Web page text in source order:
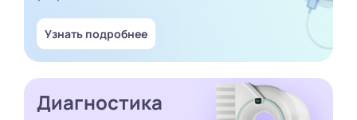
Узнать подробнее
Диагностика